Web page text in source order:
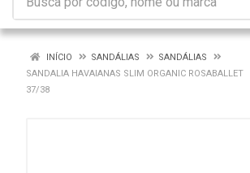
INÍCIO SANDÁLIAS
SANDÁLIAS
SANDALIA HAVAIANAS SLIM ORGANIC ROSABALLET
37/38